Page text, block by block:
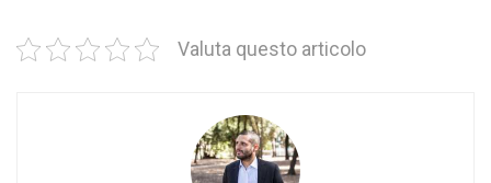
Valuta questo articolo